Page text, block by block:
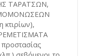
ΤΑΡΑΤΣΩΝ,
κτιρίων),